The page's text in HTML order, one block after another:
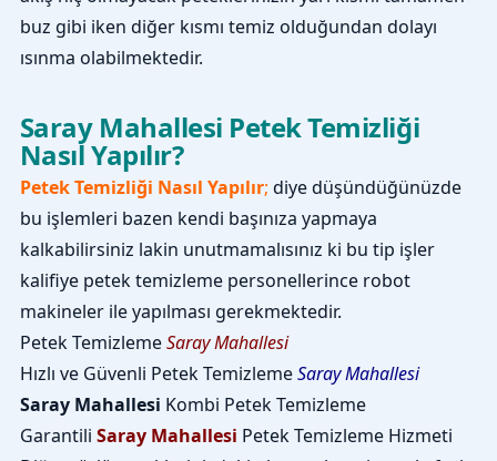
buz gibi iken diğer kısmı temiz olduğundan dolayı
ısınma olabilmektedir.
Saray Mahallesi Petek Temizliği
Nasıl Yapılır?
Petek Temizliği Nasıl Yapılır; diye düşündüğünüzde
bu işlemleri bazen kendi başınıza yapmaya
kalkabilirsiniz lakin unutmamalısınız ki bu tip işler
kalifiye petek temizleme personellerince robot
makineler ile yapılması gerekmektedir.
Petek TemizlemeSaray Mahallesi
Hızlı ve Güvenli Petek TemizlemeSaray Mahallesi
Saray Mahallesi Kombi Petek Temizleme
Garantili Saray Mahallesi Petek Temizleme Hizmeti